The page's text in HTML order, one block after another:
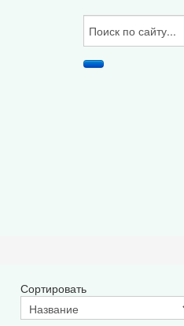
Сортировать